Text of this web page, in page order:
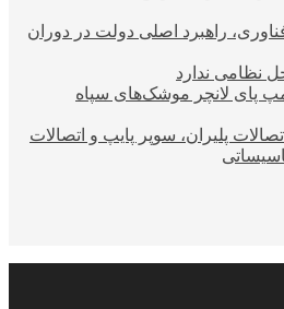
راهبرد اصلی دولت در دوران
نظامی ندارد
پای لانچر موشک‌های سپاه
پلیران، سوپر پایپ و اتصالات